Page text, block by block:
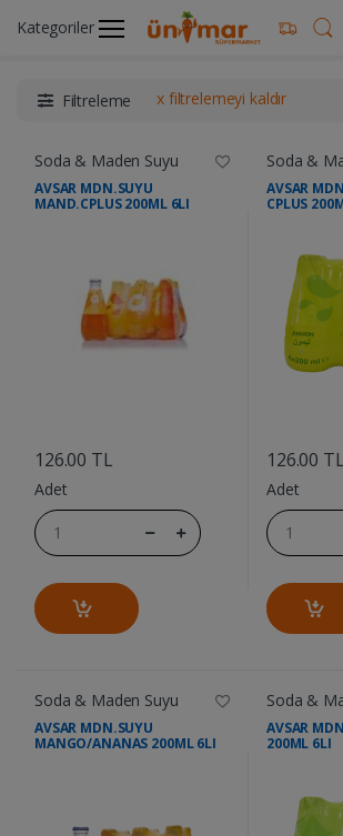
Kategoriler
Ünimar Anasayfa İçecekler
Filtreleme x filtrelemeyi kaldır
Soda & Maden Suyu
AVSAR MDN.SUYU
MAND.CPLUS 200ML 6LI
126.00 TL
Adet
Soda &
AVSAR
CPLUS
126.00 TL
Adet
Soda & Maden Suyu
AVSAR MDN.SUYU
MANGO/ANANAS 200ML 6LI
Soda &
AVSAR
200ML 6LI